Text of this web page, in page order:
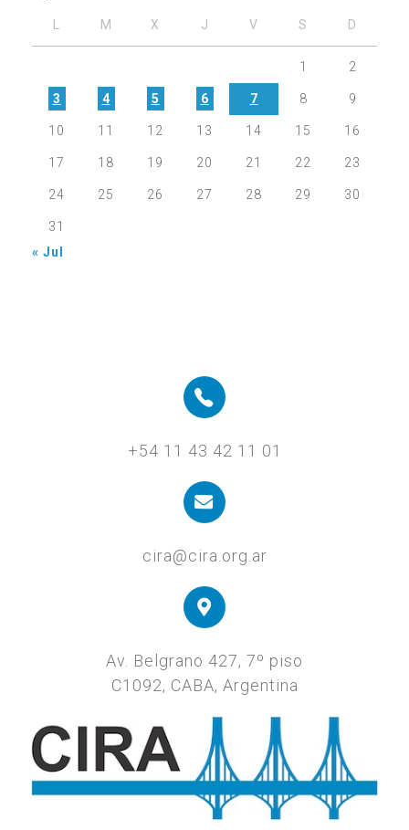
L M X J V S D
1 2
3 4 5 6 7 8 9
10 11 12 13 14 15 16
17 18 19 20 21 22 23
24 25 26 27 28 29 30
31
« Jul
+54 11 43 42 11 01
cira@cira.org.ar
Av. Belgrano 427, 7º piso
C1092, CABA, Argentina